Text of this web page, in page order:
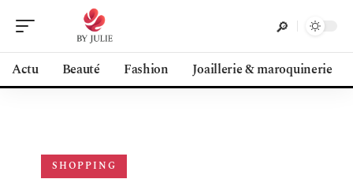
Actu Beauté Fashion Joaillerie & maroquinerie
SHOPPING